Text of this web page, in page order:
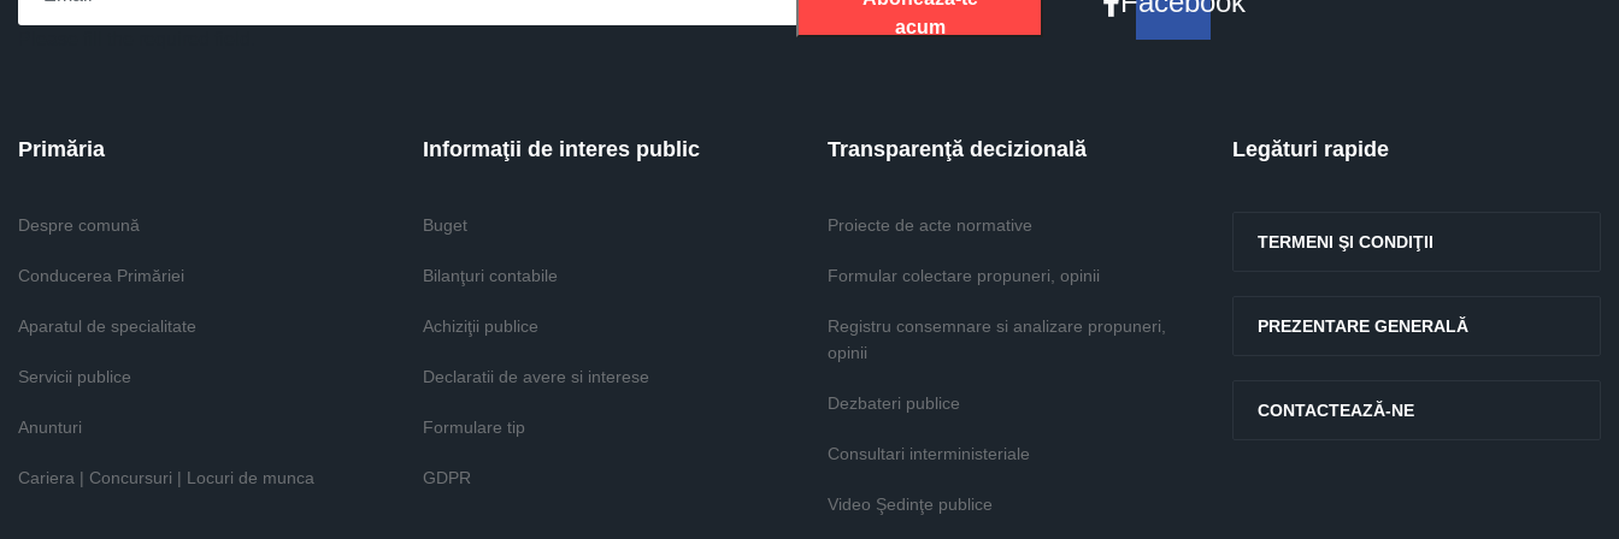
acum
Primăria
Despre comună
Conducerea Primăriei
Aparatul de specialitate
Servicii publice
Anunturi
Cariera | Concursuri | Locuri de munca
Informaţii de interes public
Buget
Bilanţuri contabile
Achiziţii publice
Declaratii de avere si interese
Formulare tip
GDPR
Transparenţă decizională
Proiecte de acte normative
Formular colectare propuneri, opinii
Registru consemnare si analizare propuneri,
opinii
Dezbateri publice
Consultari interministeriale
Video Şedinţe publice
Legături rapide
TERMENI ŞI CONDIŢII
PREZENTARE GENERALĂ
CONTACTEAZĂ-NE